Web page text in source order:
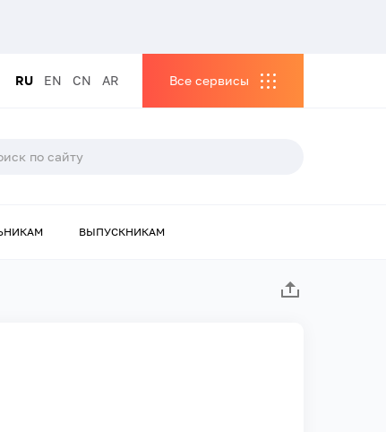
RU EN CN AR Все сервисы
ВЫПУСКНИКАМ